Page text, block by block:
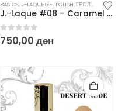
BASICS,J-LAQUE GEL POLISH,ГЕЛ ЛАКОВИ
J.-Laque #08 – Caramel Nude
0 out of 5
750,00 ден